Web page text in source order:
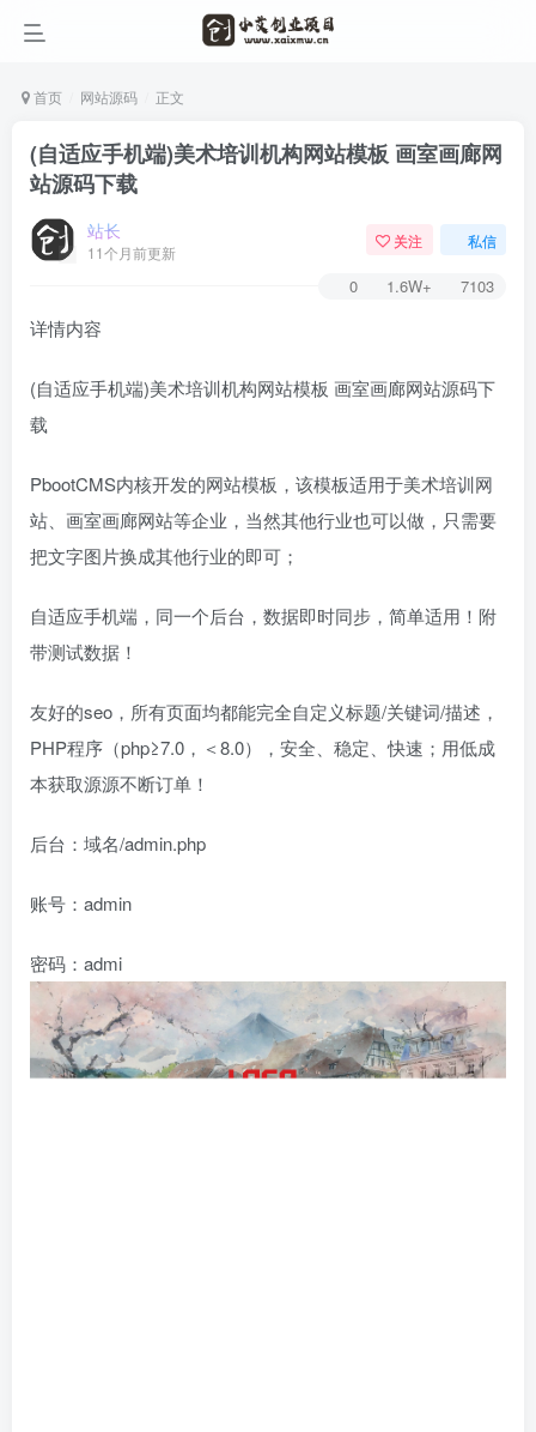
首页 网站源码 正文
(自适应手机端)美术培训机构网站模板 画室画廊网
站源码下载
站长
11个月前更新
关注 私信
0 1.6W+ 7103
详情内容
(自适应手机端)美术培训机构网站模板 画室画廊网站源码下
载
PbootCMS内核开发的网站模板，该模板适用于美术培训网
站、画室画廊网站等企业，当然其他行业也可以做，只需要
把文字图片换成其他行业的即可；
自适应手机端，同一个后台，数据即时同步，简单适用！附
带测试数据！
友好的seo，所有页面均都能完全自定义标题/关键词/描述，
PHP程序（php≥7.0，＜8.0），安全、稳定、快速；用低成
本获取源源不断订单！
后台：域名/admin.php
账号：admin
密码：admi